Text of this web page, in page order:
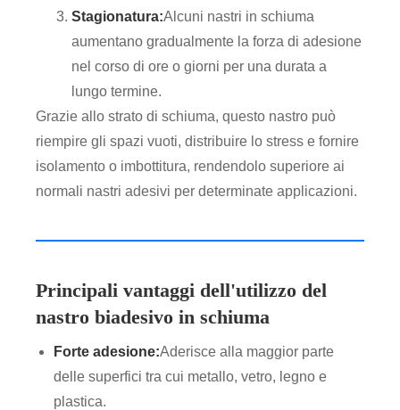
Stagionatura:Alcuni nastri in schiuma
aumentano gradualmente la forza di adesione
nel corso di ore o giorni per una durata a
lungo termine.
Grazie allo strato di schiuma, questo nastro può
riempire gli spazi vuoti, distribuire lo stress e fornire
isolamento o imbottitura, rendendolo superiore ai
normali nastri adesivi per determinate applicazioni.
Principali vantaggi dell'utilizzo del
nastro biadesivo in schiuma
Forte adesione:Aderisce alla maggior parte
delle superfici tra cui metallo, vetro, legno e
plastica.